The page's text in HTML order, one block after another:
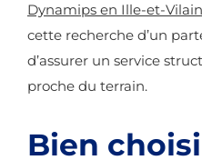
Dynamips en Ille-et-
cette recherche d’un
d’assurer un service
proche du terrain.
Bien